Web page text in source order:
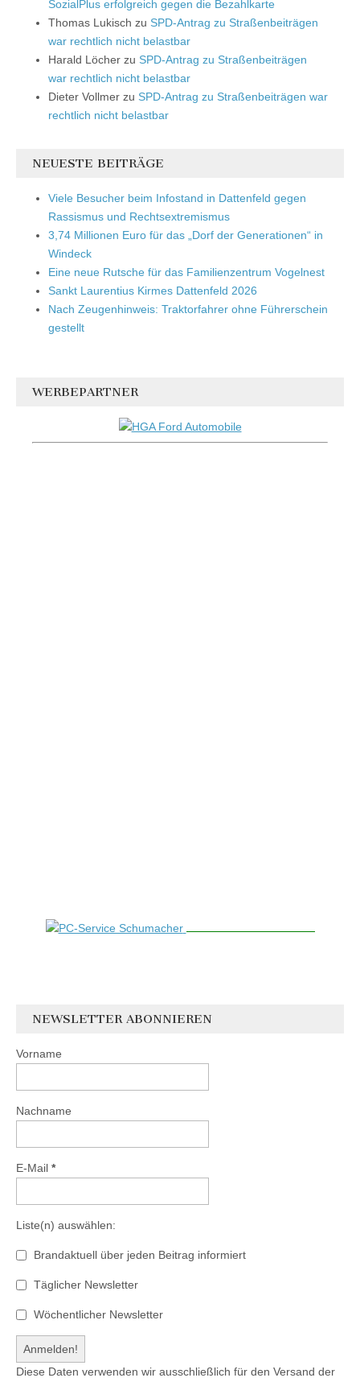
SozialPlus erfolgreich gegen die Bezahlkarte
Thomas Lukisch zu SPD-Antrag zu Straßenbeiträgen
war rechtlich nicht belastbar
Harald Löcher zu SPD-Antrag zu Straßenbeiträgen
war rechtlich nicht belastbar
Dieter Vollmer zu SPD-Antrag zu Straßenbeiträgen war
rechtlich nicht belastbar
NEUESTE BEITRÄGE
Viele Besucher beim Infostand in Dattenfeld gegen
Rassismus und Rechtsextremismus
3,74 Millionen Euro für das „Dorf der Generationen“ in
Windeck
Eine neue Rutsche für das Familienzentrum Vogelnest
Sankt Laurentius Kirmes Dattenfeld 2026
Nach Zeugenhinweis: Traktorfahrer ohne Führerschein
gestellt
WERBEPARTNER
NEWSLETTER ABONNIEREN
Vorname
Nachname
E-Mail *
Liste(n) auswählen:
Brandaktuell über jeden Beitrag informiert
Täglicher Newsletter
Wöchentlicher Newsletter
Diese Daten verwenden wir ausschließlich für den Versand der